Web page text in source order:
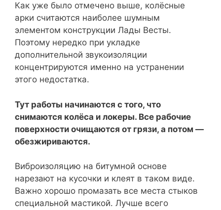
Как уже было отмечено выше, колёсные
арки считаются наиболее шумным
элементом конструкции Лады Весты.
Поэтому нередко при укладке
дополнительной звукоизоляции
концентрируются именно на устранении
этого недостатка.
Тут работы начинаются с того, что
снимаются колёса и локеры. Все рабочие
поверхности очищаются от грязи, а потом —
обезжириваются.
Виброизоляцию на битумной основе
нарезают на кусочки и клеят в таком виде.
Важно хорошо промазать все места стыков
специальной мастикой. Лучше всего